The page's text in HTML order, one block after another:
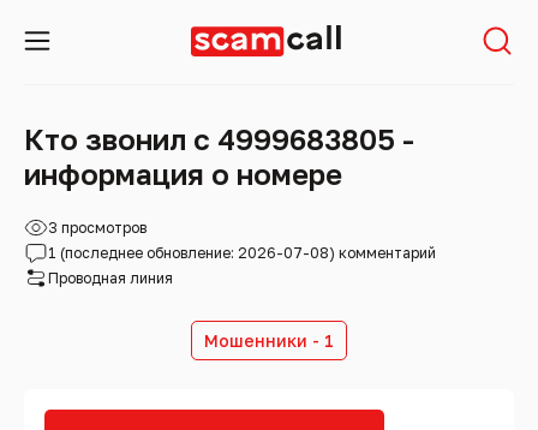
Кто звонил с 4999683805 -
информация о номере
3 просмотров
1 (последнее обновление: 2026-07-08) комментарий
Проводная линия
Мошенники - 1